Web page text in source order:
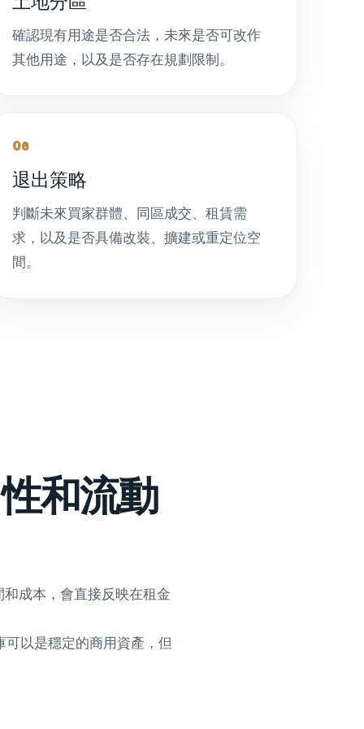
確認現有用途是否合法，未來是否可改作
其他用途，以及是否存在規劃限制。
06
退出策略
判斷未來買家群體、同區成交、租賃需
求，以及是否具備改裝、擴建或重定位空
間。
和流動
成本，會直接反映在租金
可以是穩定的商用資產，但